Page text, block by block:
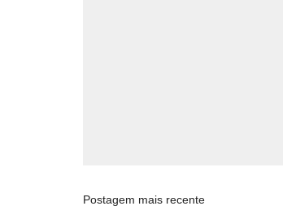
Postagem mais recente